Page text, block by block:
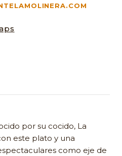
por su cocido, La
este plato y una
como eje de